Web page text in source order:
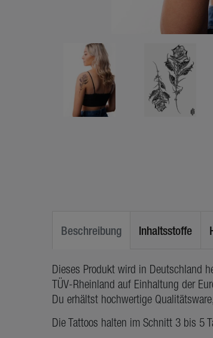
Beschreibung Inhaltsstoffe
Dieses Produkt wird in Deutschland
TÜV-Rheinland auf Einhaltung der
Du erhältst hochwertige
Die Tattoos halten im Schnitt 3 bis 5